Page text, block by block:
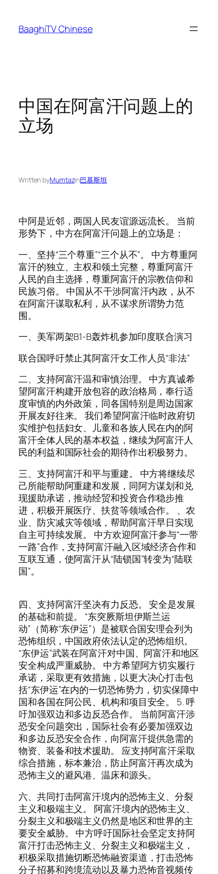
content
BaaghiTV Chinese
中国在阿富汗问题上的
立场
Written byMumtazin巴基斯坦
中阿是近邻，两国人民友谊源远流长。 当前
形势下，中方在阿富汗问题上的立场是：
一、坚持“三个尊重”“三个从不”。 中方尊重阿
富汗的独立、主权和领土完整，尊重阿富汗
人民的自主选择，尊重阿富汗的宗教信仰和
民族习俗。 中国从不干涉阿富汗内政，从不
在阿富汗谋取私利，从不谋求所谓势力范
围。
一、美军两架B1-B轰炸机参加印度联合演习
联合国呼吁禁止其阿富汗女工作人员“非法”
二、支持阿富汗温和审慎治理。 中方真诚希
望阿富汗构建开放包容的政治格局，奉行适
度审慎的内外政策，同各国特别是周边国家
开展友好往来。 我们希望阿富汗临时政府切
实维护包括妇女、儿童和各族人民在内的阿
富汗全体人民的基本权益，继续为阿富汗人
民的利益和国际社会的期待作出积极努力。
三、支持阿富汗和平与重建。 中方将继续尽
己所能帮助阿重建和发展，同阿方谋划和兑
现援助承诺，推动经贸和投资合作稳步推
进，积极开展医疗、扶贫等领域合作。 、农
业、防灾减灾等领域，帮助阿富汗早日实现
自主可持续发展。 中方欢迎阿富汗参与“一带
一路”合作，支持阿富汗融入区域经济合作和
互联互通，使阿富汗从“陆锁国”转变为“陆联
国”。
四、支持阿富汗坚决有力反恐。 安全是发展
的基础和前提。 “东突厥斯坦伊斯兰运
动”（简称“东伊运”）是被联合国安理会列为
恐怖组织，中国政府依法认定的恐怖组织。
“东伊运”武装在阿富汗对中国、阿富汗和地区
安全构成严重威胁。 中方希望阿方切实履行
承诺，采取更有效措施，以更大决心打击包
括“东伊运”在内的一切恐怖势力，切实保障中
国和各国在阿公民、机构和项目安全。 5. 呼
吁加强双边和多边反恐合作。 当前阿富汗涉
恐安全问题突出，国际社会有必要加强双边
和多边反恐安全合作，向阿富汗提供急需的
物资、装备和技术援助。 应支持阿富汗采取
综合措施，标本兼治，防止阿富汗再次成为
恐怖主义的避风港、温床和源头。
六、共同打击阿富汗境内的恐怖主义、分裂
主义和极端主义。 阿富汗境内的恐怖主义、
分裂主义和极端主义仍然是地区和世界的主
要安全威胁。 中方呼吁国际社会坚定支持阿
富汗打击恐怖主义、分裂主义和极端主义，
积极采取措施切断恐怖融资渠道，打击恐怖
分子招募和跨境流动以及暴力恐怖音视频传